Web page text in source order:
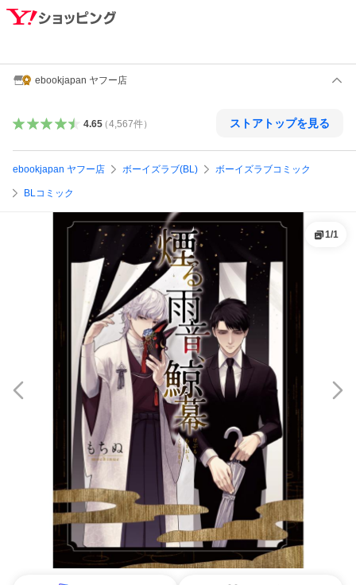
ebookjapan ヤフー店
4.65（4,567件） ストアトップを見る
ebookjapan ヤフー店 ボーイズラブ(BL) ボーイズラブコミック
BLコミック
1/1